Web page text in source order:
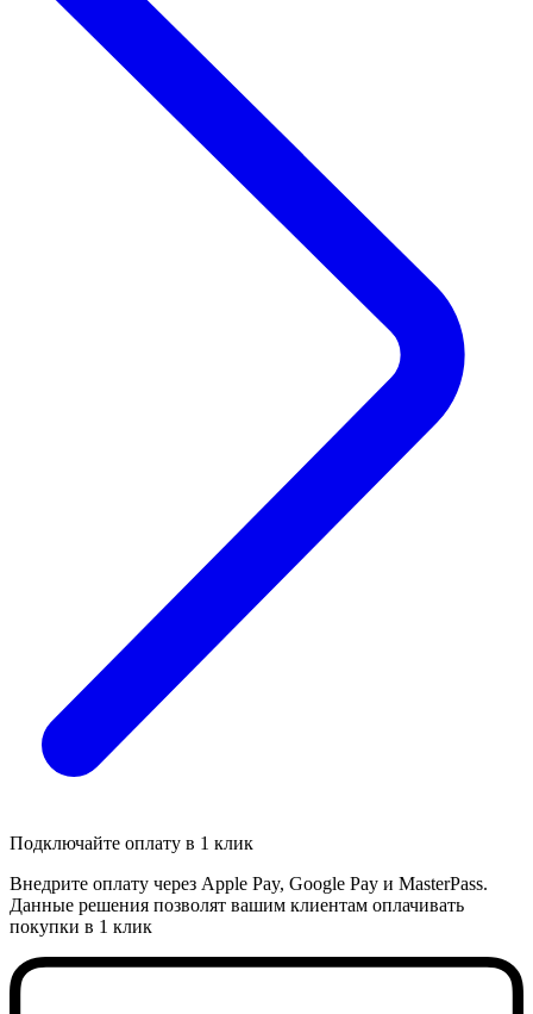
Подключайте оплату в 1 клик
Внедрите оплату через Apple Pay, Google Pay и MasterPass.
Данные решения позволят вашим клиентам оплачивать
покупки в 1 клик